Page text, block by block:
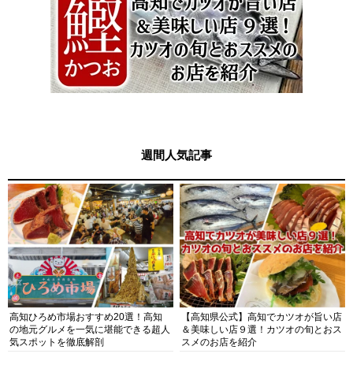
週間人気記事
高知ひろめ市場おすすめ20選！高知
の地元グルメを一気に堪能できる超人
気スポットを徹底解剖
【高知県公式】高知でカツオが旨い店
＆美味しい店９選！カツオの旬とおス
スメのお店を紹介